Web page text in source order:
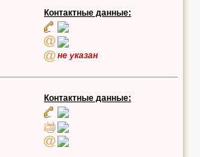
Контактные данные:
не указан
Контактные данные: